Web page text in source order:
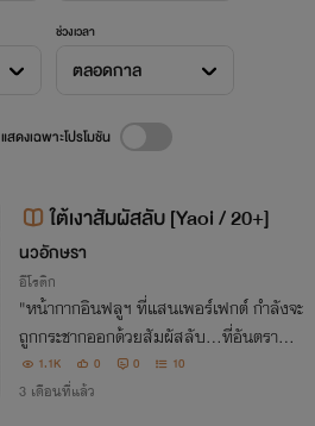
ช่วงเวลา
ตลอดกาล
แสดงเฉพาะโปรโมชัน
ใต้เงาสัมผัสลับ [Yaoi / 20+]
นวอักษรา
อีโรติก
"หน้ากากอินฟลูฯ ที่แสนเพอร์เฟกต์ กำลังจะ
ถูกกระชากออกด้วยสัมผัสลับ...ที่อันตรายก
ว่าทุกรีวิว"
1.1K 0 0 10
3 เดือนที่แล้ว